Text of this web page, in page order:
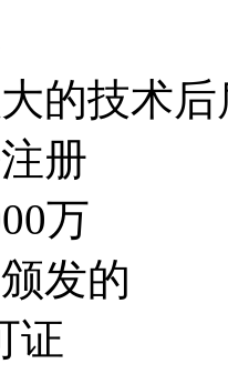
的技术后
册
万
发的
证